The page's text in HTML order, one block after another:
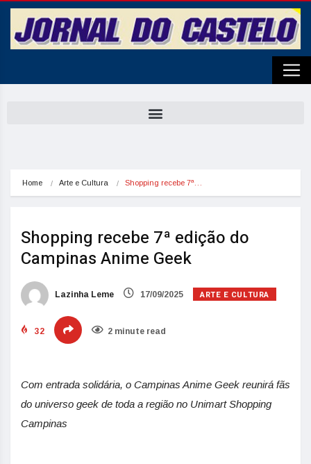
Home Arte e Cultura Shopping recebe 7ª…
Shopping recebe 7ª edição do
Campinas Anime Geek
Lazinha Leme 17/09/2025 ARTE E CULTURA
32 2 minute read
Com entrada solidária, o Campinas Anime Geek reunirá fãs
do universo geek de toda a região no UnimartShopping
Campinas